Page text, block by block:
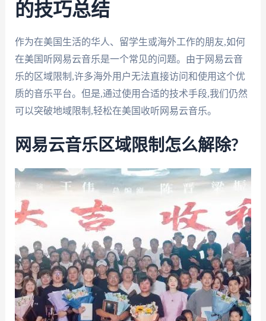
的技巧总结
作为在美国生活的华人、留学生或海外工作的朋友,如何
在美国听网易云音乐是一个常见的问题。由于网易云音
乐的区域限制,许多海外用户无法直接访问和使用这个优
质的音乐平台。但是,通过使用合适的技术手段,我们仍然
可以突破地域限制,轻松在美国收听网易云音乐。
网易云音乐区域限制怎么解除?